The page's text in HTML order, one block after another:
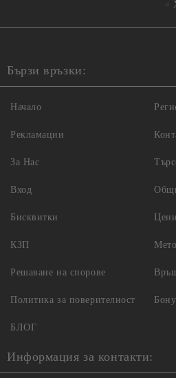
Бързи връзки:
Начало
Рекламации
За Нас
Вход
Бисквитки
КЗП
Решаване на спорове
Политика за поверителност
БЛОГ
Информация за контакти: